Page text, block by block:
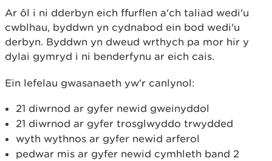
Ar ôl i ni dderbyn eich ffurflen a'ch taliad wedi'u
cwblhau, byddwn yn cydnabod ein bod wedi'u
derbyn. Byddwn yn dweud wrthych pa mor hir y
dylai gymryd i ni benderfynu ar eich cais.
Ein lefelau gwasanaeth yw'r canlynol:
21 diwrnod ar gyfer newid gweinyddol
21 diwrnod ar gyfer trosglwyddo trwydded
wyth wythnos ar gyfer newid arferol
pedwar mis ar gyfer newid cymhleth band 2